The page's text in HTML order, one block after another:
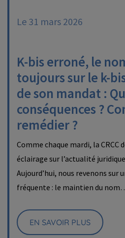
Le 31 mars 2026
K-bis erroné, le
toujours sur le k-
de son mandat :
conséquences ?
remédier ?
Comme chaque mardi, la CRCC
éclairage sur l’actualité
Aujourd’hui, nous revenons sur
fréquente : le maintien du
EN SAVOIR PLUS